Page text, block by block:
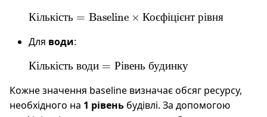
\text{Кількість}
\text{Baseline}
\text{Коєфіцієнт
Кількість = Baseline × Коєфіцієнт рівня
Для води:
\text{Кількість
\text{Рівень
будинку}
Кількість води = Рівень будинку
Кожне значення baseline визначає обсяг ресурсу,
необхідного на 1 рівень будівлі. За допомогою